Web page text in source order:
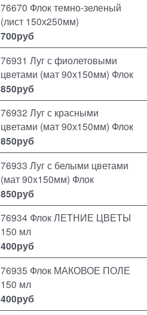
76670 Флок темно-зеленый
(лист 150х250мм)
700руб
76931 Луг с фиолетовыми
цветами (мат 90х150мм) Флок
850руб
76932 Луг с красными
цветами (мат 90х150мм) Флок
850руб
76933 Луг с белыми цветами
(мат 90х150мм) Флок
850руб
76934 Флок ЛЕТНИЕ ЦВЕТЫ
150 мл
400руб
76935 Флок МАКОВОЕ ПОЛЕ
150 мл
400руб